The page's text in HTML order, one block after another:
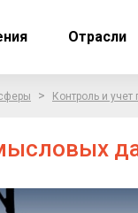
Отрасли
> Контроль и